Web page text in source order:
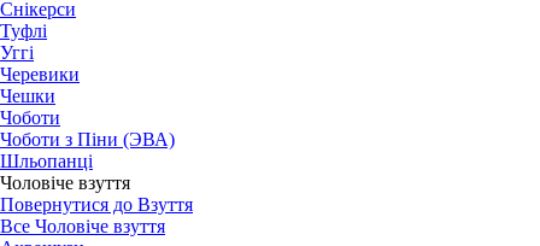
Снікерси
Туфлі
Уггі
Черевики
Чешки
Чоботи
Чоботи з Піни (ЭВА)
Шльопанці
Чоловіче взуття
Повернутися до Взуття
Все Чоловіче взуття